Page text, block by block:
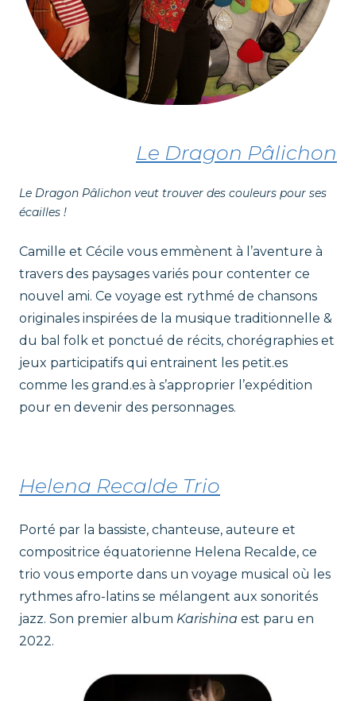
Le Dragon Pâlichon
Le Dragon Pâlichon veut trouver des couleurs pour ses
écailles !
Camille et Cécile vous emmènent à l’aventure à
travers des paysages variés pour contenter ce
nouvel ami. Ce voyage est rythmé de chansons
originales inspirées de la musique traditionnelle &
du bal folk et ponctué de récits, chorégraphies et
jeux participatifs qui entrainent les petit.es
comme les grand.es à s’approprier l’expédition
pour en devenir des personnages.
Helena Recalde Trio
Porté par la bassiste, chanteuse, auteure et
compositrice équatorienne Helena Recalde, ce
trio vous emporte dans un voyage musical où les
rythmes afro-latins se mélangent aux sonorités
jazz. Son premier album Karishina est paru en
2022.